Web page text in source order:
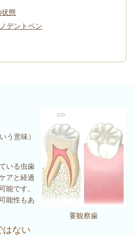
状態
デントペン
要観察歯
う意味）
いる虫歯
アと経過
能です。
能性もあ
はない